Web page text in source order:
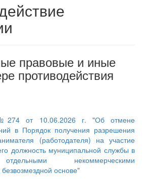
правовые и иные
противодействия
№274 от 10.06.2026 г. "Об отмене
в Порядок получения разрешения
(работодателя) на участие
должность муниципальной службы в
некоммерческими
основе"